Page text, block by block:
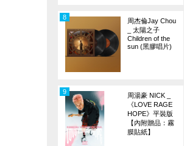
周杰倫Jay Chou
_ 太陽之子
Children of the
sun (黑膠唱片)
8
周湯豪 NICK _
《LOVE RAGE
HOPE》平裝版
【內附贈品：霧
膜貼紙】
9